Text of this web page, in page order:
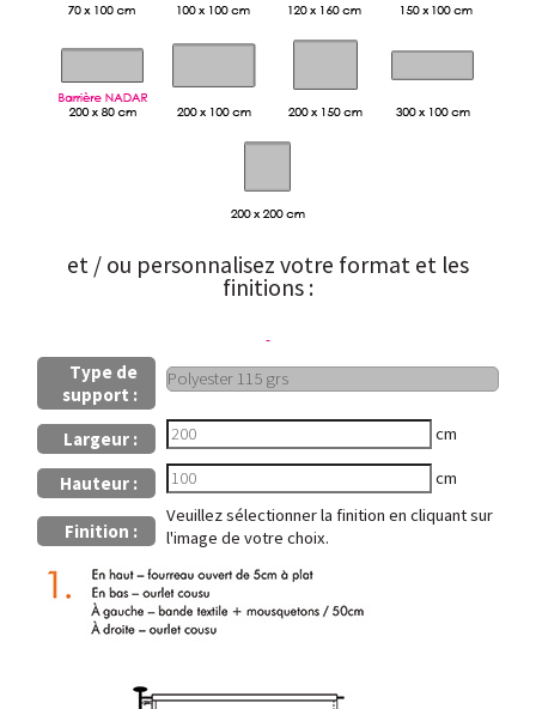
et / ou personnalisez votre format et les
finitions :
Type de
support :
Largeur :
cm
Hauteur : cm
Finition :
Veuillez sélectionner la finition en cliquant sur
l'image de votre choix.